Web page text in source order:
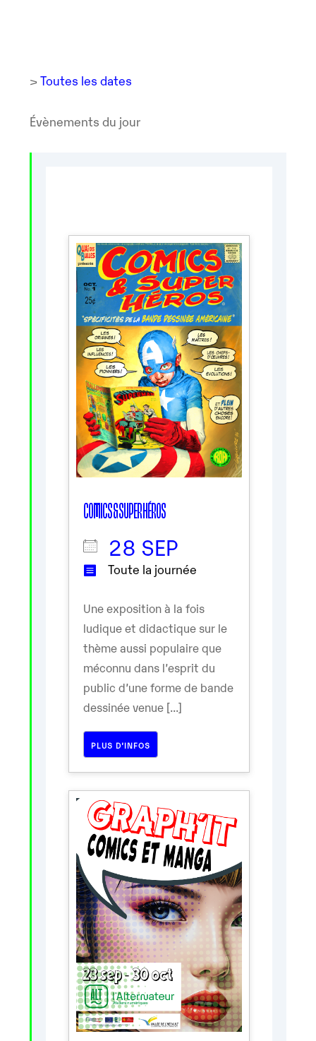
> Toutes les dates
Évènements du jour
COMICS & SUPER HÉROS
28 SEP
Toute la journée
Une exposition à la fois
ludique et didactique sur le
thème aussi populaire que
méconnu dans l’esprit du
public d’une forme de bande
dessinée venue [...]
PLUS D’INFOS